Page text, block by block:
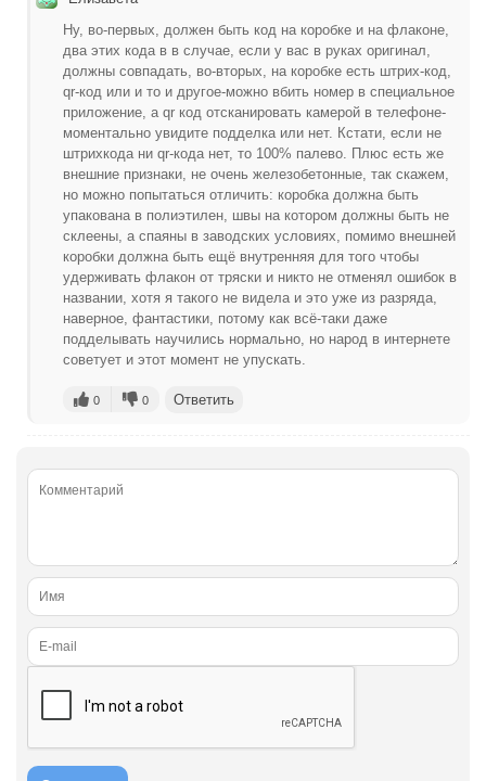
Ну, во-первых, должен быть код на коробке и на флаконе,
два этих кода в в случае, если у вас в руках оригинал,
должны совпадать, во-вторых, на коробке есть штрих-код,
qr-код или и то и другое-можно вбить номер в специальное
приложение, a qr код отсканировать камерой в телефоне-
моментально увидите подделка или нет. Кстати, если не
штрихкода ни qr-кода нет, то 100% палево. Плюс есть же
внешние признаки, не очень железобетонные, так скажем,
но можно попытаться отличить: коробка должна быть
упакована в полиэтилен, швы на котором должны быть не
склеены, а спаяны в заводских условиях, помимо внешней
коробки должна быть ещё внутренняя для того чтобы
удерживать флакон от тряски и никто не отменял ошибок в
названии, хотя я такого не видела и это уже из разряда,
наверное, фантастики, потому как всё-таки даже
подделывать научились нормально, но народ в интернете
советует и этот момент не упускать.
0 0 Ответить